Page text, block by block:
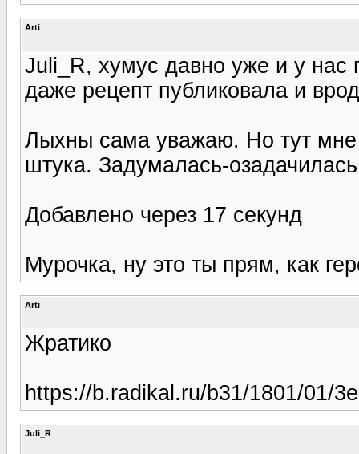
Arti
Juli_R, хумус давно уже и у нас
даже рецепт публиковала и
Лыхны сама уважаю. Но тут мне
штука. Задумалась-
Добавлено через 17 секунд
Мурочка, ну это ты прям, как
Arti
Жратико
https://b.radikal.ru/b31/1801/01/
Juli_R